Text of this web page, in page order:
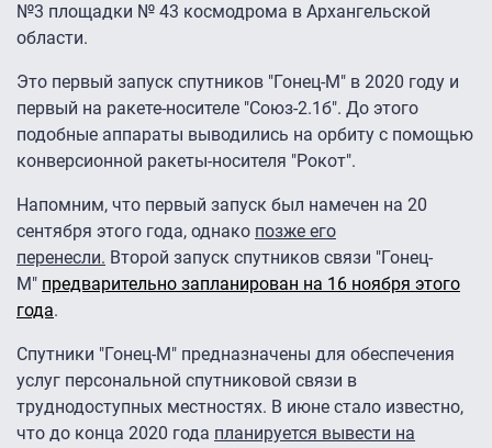
№3 площадки № 43 космодрома в Архангельской
области.
Это первый запуск спутников "Гонец-М" в 2020 году и
первый на ракете-носителе "Союз-2.1б". До этого
подобные аппараты выводились на орбиту с помощью
конверсионной ракеты-носителя "Рокот".
Напомним, что первый запуск был намечен на 20
сентября этого года, однако позже его
перенесли. Второй запуск спутников связи "Гонец-
М" предварительно запланирован на 16 ноября этого
года.
Спутники "Гонец-М" предназначены для обеспечения
услуг персональной спутниковой связи в
труднодоступных местностях. В июне стало известно,
что до конца 2020 года планируется вывести на